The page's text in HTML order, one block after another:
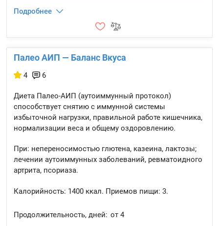
Подробнее
Палео АИП — Баланс Вкуса
4 6
Диета Палео-АИП (аутоиммунный протокол)
способствует снятию с иммунной системы
избыточной нагрузки, правильной работе кишечника,
нормализации веса и общему оздоровлению.
При: непереносимостью глютена, казеина, лактозы;
лечении аутоиммунных заболеваний, ревматоидного
артрита, псориаза.
Калорийность: 1400 ккал. Приемов пищи: 3.
Продолжительность, дней: от 4